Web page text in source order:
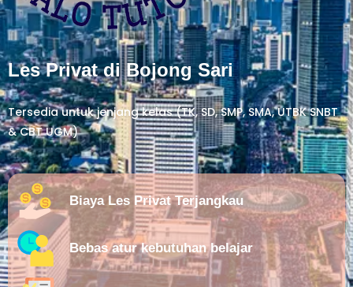
Les Privat di Bojong Sari
Tersedia untuk jenjang kelas (TK, SD, SMP, SMA, UTBK SNBT
& CBT UGM)
Biaya Les Privat Terjangkau
Bebas atur kebutuhan belajar